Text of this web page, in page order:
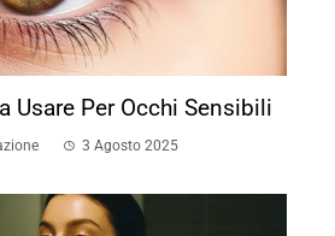
Usare Per Occhi Sensibili
3 Agosto 2025